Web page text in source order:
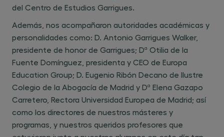
del Centro de Estudios Garrigues.
Además, nos acompañaron autoridades académicas y
personalidades como: D. Antonio Garrigues Walker,
presidente de honor de Garrigues; Dª Otilia de la
Fuente Domínguez, presidenta y CEO de Europa
Education Group; D. Eugenio Ribón Decano de Ilustre
Colegio de la Abogacía de Madrid y Dª Elena Gazapo
Carretero, Rectora Universidad Europea de Madrid; así
como los directores de nuestros másteres y
programas, y nuestros queridos profesores que